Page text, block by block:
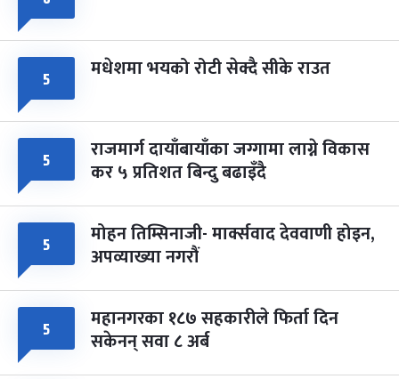
५ मधेशमा भयको रोटी सेक्दै सीके राउत
५ राजमार्ग दायाँबायाँका जग्गामा लाग्ने विकास
कर ५ प्रतिशत बिन्दु बढाइँदै
५ मोहन तिम्सिनाजी- मार्क्सवाद देववाणी होइन,
अपव्याख्या नगरौं
५ महानगरका १८७ सहकारीले फिर्ता दिन
सकेनन् सवा ८ अर्ब